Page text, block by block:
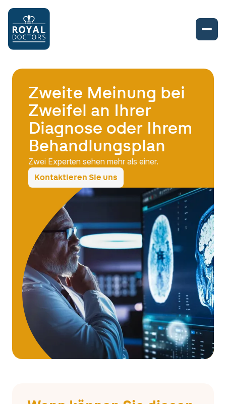
Zweite Meinung bei
Zweifel an Ihrer
Diagnose oder Ihrem
Behandlungsplan
Zwei Experten sehen mehr als einer.
Kontaktieren Sie uns